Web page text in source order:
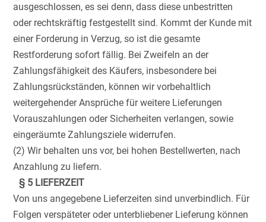
ausgeschlossen, es sei denn, dass diese unbestritten
oder rechtskräftig festgestellt sind. Kommt der Kunde mit
einer Forderung in Verzug, so ist die gesamte
Restforderung sofort fällig. Bei Zweifeln an der
Zahlungsfähigkeit des Käufers, insbesondere bei
Zahlungsrückständen, können wir vorbehaltlich
weitergehender Ansprüche für weitere Lieferungen
Vorauszahlungen oder Sicherheiten verlangen, sowie
eingeräumte Zahlungsziele widerrufen.
(2) Wir behalten uns vor, bei hohen Bestellwerten, nach
Anzahlung zu liefern.
§ 5 LIEFERZEIT
Von uns angegebene Lieferzeiten sind unverbindlich. Für
Folgen verspäteter oder unterbliebener Lieferung können